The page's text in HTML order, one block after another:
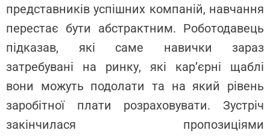
представників успішних компаній, навчання
перестає бути абстрактним. Роботодавець
підказав, які саме навички зараз
затребувані на ринку, які кар’єрні щаблі
вони можуть подолати та на який рівень
заробітної плати розраховувати. Зустріч
закінчилася пропозиціями